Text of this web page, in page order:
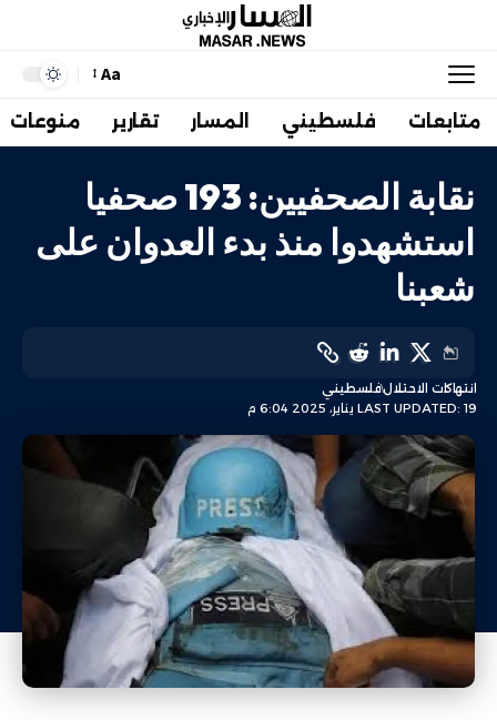
Aa
متابعات فلسطيني المسار تقارير منوعات
نقابة الصحفيين: 193 صحفيا
استشهدوا منذ بدء العدوان على
شعبنا
LAST UPDATED: 19 يناير، 2025 6:04 م
انتهاكات الاحتلالفلسطيني